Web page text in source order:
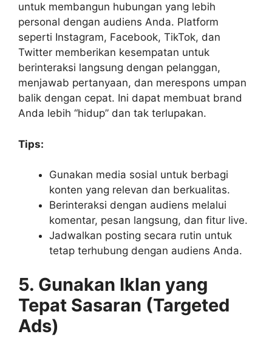
untuk membangun hubungan yang lebih
personal dengan audiens Anda. Platform
seperti Instagram, Facebook, TikTok, dan
Twitter memberikan kesempatan untuk
berinteraksi langsung dengan pelanggan,
menjawab pertanyaan, dan merespons umpan
balik dengan cepat. Ini dapat membuat brand
Anda lebih “hidup” dan tak terlupakan.
Tips:
Gunakan media sosial untuk berbagi
konten yang relevan dan berkualitas.
Berinteraksi dengan audiens melalui
komentar, pesan langsung, dan fitur live.
Jadwalkan posting secara rutin untuk
tetap terhubung dengan audiens Anda.
5. Gunakan Iklan yang
Tepat Sasaran (Targeted
Ads)